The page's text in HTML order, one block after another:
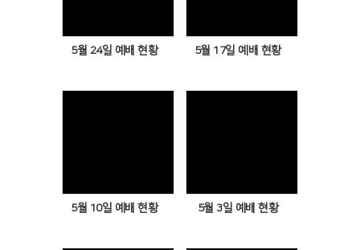
5월 24일 예배 현황 5월 17일 예배 현황
5월 10일 예배 현황 5월 3일 예배 현황